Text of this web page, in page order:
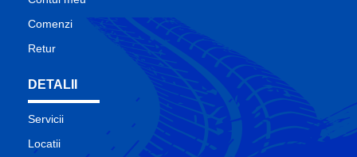
Comenzi
Retur
DETALII
Servicii
Locatii